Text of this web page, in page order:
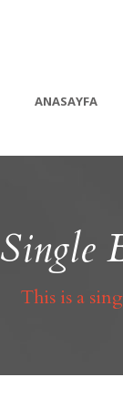
ANASAYFA
Single
This is a